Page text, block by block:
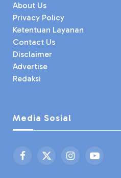
About Us
Privacy Policy
Ketentuan Layanan
Contact Us
Disclaimer
Advertise
Redaksi
Media Sosial
Facebook
X
InstagramYouTube